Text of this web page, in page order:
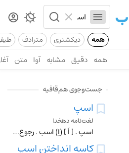
همه دیکشنری مترادف
همه دقیق مشابه آوا متن
جست‌وجوی هم‌قافیه
اسپ
لغت‌نامه دهخدا
اسپ . [ اَ ] (اِ) اسب . رجوع به اسب شود. || یکی از مهره های شطرنج . (برهان ) (مؤید الفضلاء).
کاسه انداختن اسپ